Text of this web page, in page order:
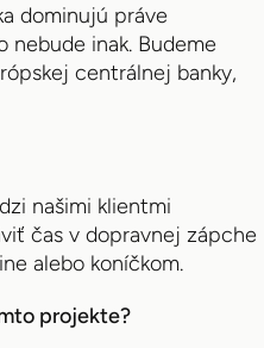
dominujú práve
inak. Budeme
centrálnej banky,
našimi klientmi
čas v dopravnej zápche
alebo koníčkom.
projekte?